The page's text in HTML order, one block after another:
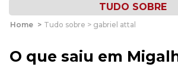
TUDO SOBRE
Home > Tudo sobre > gabriel attal
O que saiu em